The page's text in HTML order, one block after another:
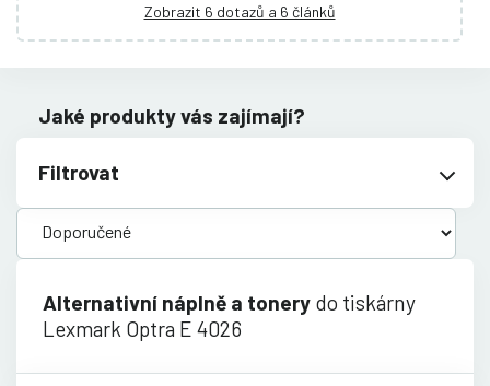
Zobrazit 6 dotazů a 6 článků
Jaké produkty vás zajímají?
Filtrovat
Alternativní náplně a tonery do tiskárny
Lexmark Optra E 4026